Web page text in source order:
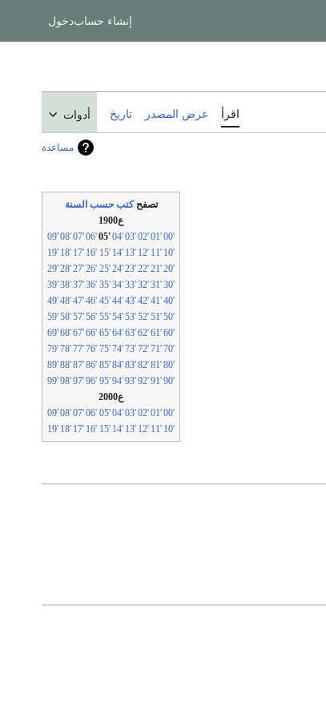
إنشاء حسابدخول
اقرأ عرض المصدر تاريخ أدوات
مساعدة
تصفحكتب حسب السنة
ع1900
'00
'01
'02
'03
'04
'05
'06
'07
'08
'09
'10
'11
'12
'13
'14
'15
'16
'17
'18
'19
'20
'21
'22
'23
'24
'25
'26
'27
'28
'29
'30
'31
'32
'33
'34
'35
'36
'37
'38
'39
'40
'41
'42
'43
'44
'45
'46
'47
'48
'49
'50
'51
'52
'53
'54
'55
'56
'57
'58
'59
'60
'61
'62
'63
'64
'65
'66
'67
'68
'69
'70
'71
'72
'73
'74
'75
'76
'77
'78
'79
'80
'81
'82
'83
'84
'85
'86
'87
'88
'89
'90
'91
'92
'93
'94
'95
'96
'97
'98
'99
ع2000
'00
'01
'02
'03
'04
'05
'06
'07
'08
'09
'10
'11
'12
'13
'14
'15
'16
'17
'18
'19